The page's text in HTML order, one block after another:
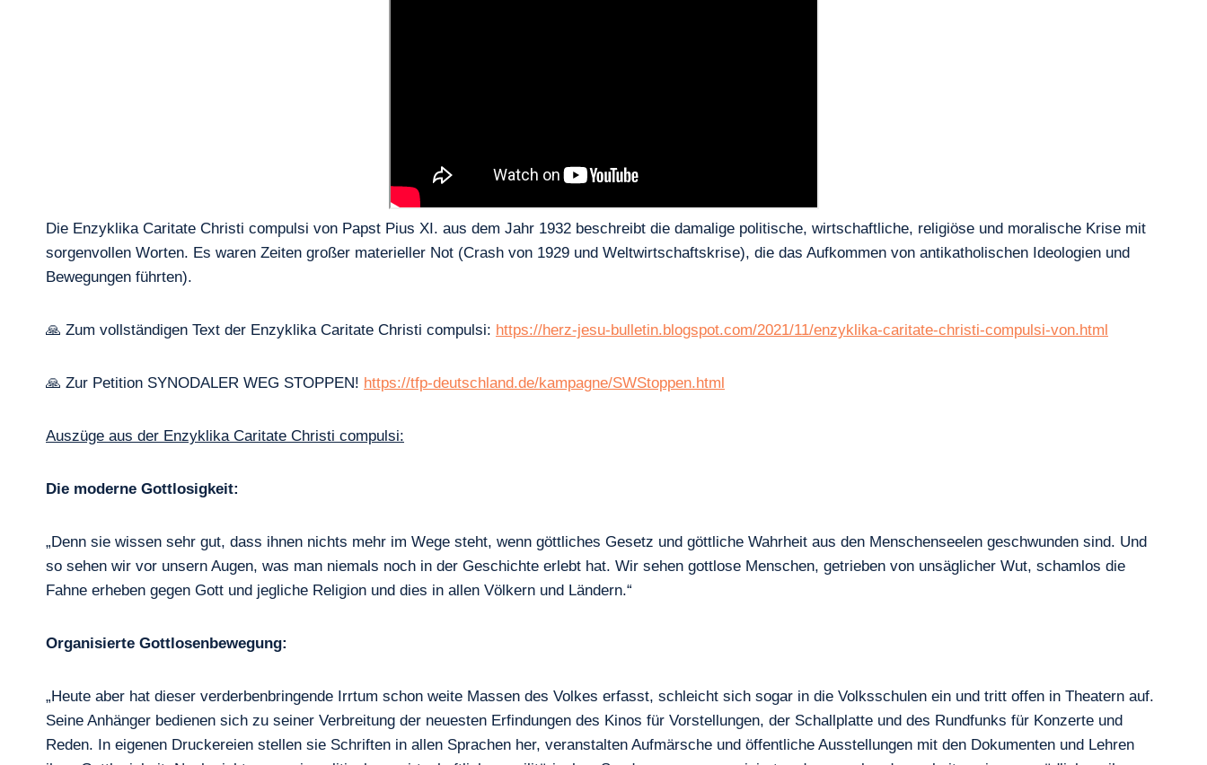
Die Enzyklika Caritate Christi compulsi von Papst Pius XI. aus dem Jahr 1932 beschreibt die damalige politische, wirtschaftliche, religiöse und moralische Krise mit
sorgenvollen Worten. Es waren Zeiten großer materieller Not (Crash von 1929 und Weltwirtschaftskrise), die das Aufkommen von antikatholischen Ideologien und
Bewegungen führten).
🙏 Zum vollständigen Text der Enzyklika Caritate Christi compulsi: https://herz-jesu-bulletin.blogspot.com/2021/11/enzyklika-caritate-christi-compulsi-von.html
🙏 Zur Petition SYNODALER WEG STOPPEN! https://tfp-deutschland.de/kampagne/SWStoppen.html
Auszüge aus der Enzyklika Caritate Christi compulsi:
Die moderne Gottlosigkeit:
„Denn sie wissen sehr gut, dass ihnen nichts mehr im Wege steht, wenn göttliches Gesetz und göttliche Wahrheit aus den Menschenseelen geschwunden sind. Und
so sehen wir vor unsern Augen, was man niemals noch in der Geschichte erlebt hat. Wir sehen gottlose Menschen, getrieben von unsäglicher Wut, schamlos die
Fahne erheben gegen Gott und jegliche Religion und dies in allen Völkern und Ländern.“
Organisierte Gottlosenbewegung:
„Heute aber hat dieser verderbenbringende Irrtum schon weite Massen des Volkes erfasst, schleicht sich sogar in die Volksschulen ein und tritt offen in Theatern auf.
Seine Anhänger bedienen sich zu seiner Verbreitung der neuesten Erfindungen des Kinos für Vorstellungen, der Schallplatte und des Rundfunks für Konzerte und
Reden. In eigenen Druckereien stellen sie Schriften in allen Sprachen her, veranstalten Aufmärsche und öffentliche Ausstellungen mit den Dokumenten und Lehren